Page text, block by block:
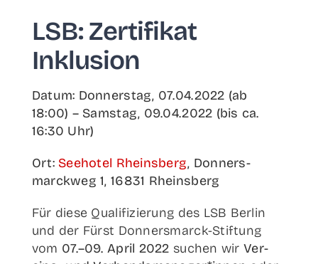
LSB: Zer­ti­fi­kat
Inklusion
Datum: Don­ners­tag, 07.04.2022 (ab
18:00) – Sams­tag, 09.04.2022 (bis ca.
16:30 Uhr)
Ort: See­ho­tel Rheins­berg, Don­ners­
marck­weg 1, 16831 Rheinsberg
Für die­se Qua­li­fi­zie­rung des LSB Ber­lin
und der Fürst Don­­ner­s­­m­arck-Stif­­tung
vom 07.–09. April 2022 suchen wir Ver­­